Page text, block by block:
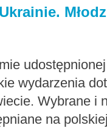
wydarzenia
Wybrane i
na